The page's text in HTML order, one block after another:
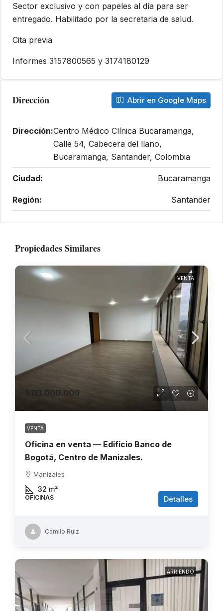
Sector exclusivo y con papeles al día para ser
entregado. Habilitado por la secretaria de salud.
Cita previa
Informes 3157800565 y 3174180129
Dirección Abrir en Google Maps
Dirección:Centro Médico Clínica Bucaramanga,
Calle 54, Cabecera del llano,
Bucaramanga, Santander, Colombia
Ciudad: Bucaramanga
Región: Santander
Propiedades Similares
VENTA
$110.000.000
VENTA
Oficina en venta — Edificio Banco de
Bogotá, Centro de Manizales.
Manizales
32 m²
OFICINAS Detalles
Camilo Ruiz
ARRIENDO